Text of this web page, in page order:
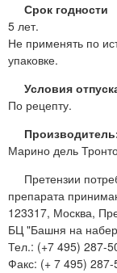
Срок годности
5 лет.
Не применять по
упаковке.
Условия
По рецепту.
Марино дель
Претензии
препарата
123317, Москва,
БЦ "Башня на
Тел.: (+7 495) 287-
Факс: (+ 7 495) 287-